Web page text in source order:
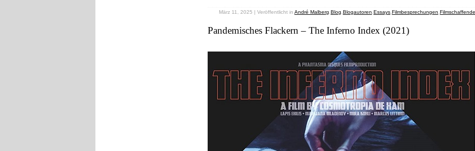
März 11, 2025 | Veröffentlicht in André Malberg Blog Blogautoren Essays Filmbesprechungen Filmschaffende
Pandemisches Flackern – The Inferno Index (2021)